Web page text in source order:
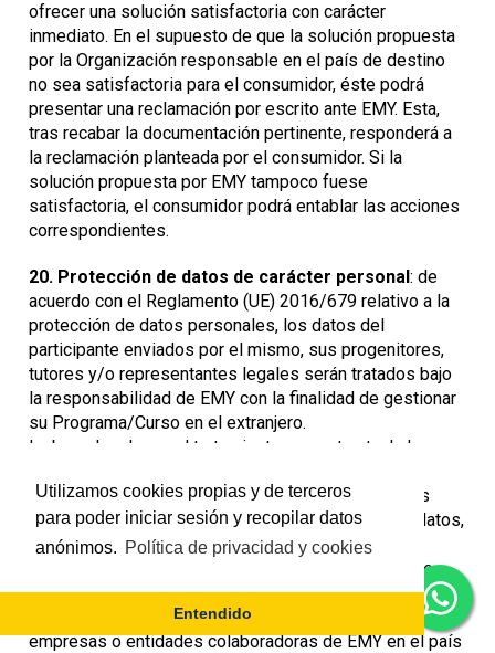
Utilizamos cookies propias y de terceros
para poder iniciar sesión y recopilar datos
anónimos. Política de privacidad y cookies
Entendido
ofrecer una solución satisfactoria con carácter
inmediato. En el supuesto de que la solución propuesta
por la Organización responsable en el país de destino
no sea satisfactoria para el consumidor, éste podrá
presentar una reclamación por escrito ante EMY. Esta,
tras recabar la documentación pertinente, responderá a
la reclamación planteada por el consumidor. Si la
solución propuesta por EMY tampoco fuese
satisfactoria, el consumidor podrá entablar las acciones
correspondientes.
20. Protección de datos de carácter personal: de
acuerdo con el Reglamento (UE) 2016/679 relativo a la
protección de datos personales, los datos del
participante enviados por el mismo, sus progenitores,
tutores y/o representantes legales serán tratados bajo
la responsabilidad de EMY con la finalidad de gestionar
su Programa/Curso en el extranjero.
La base legal para el tratamiento es contractual, de
progenitores, tutores y/o su representantes legales
consiente expresamente en el tratamiento de sus datos,
necesarios para la gestión del Programa/Curso
contratado. Asimismo, al firmar el contrato consiente
expresamente en que los datos necesarios para el
desarrollo del Programa/Curso sean transferidos a las
empresas o entidades colaboradoras de EMY en el país